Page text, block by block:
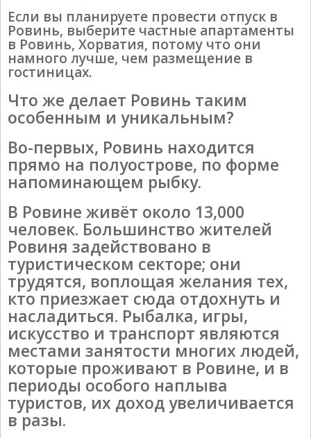
Если вы планируете провести отпуск в
Ровинь, выберите частные апартаменты
в Ровинь, Хорватия, потому что они
намного лучше, чем размещение в
гостиницах.
Что же делает Ровинь таким
особенным и уникальным?
Во-первых, Ровинь находится
прямо на полуострове, по форме
напоминающем рыбку.
В Ровине живёт около 13,000
человек. Большинство жителей
Ровиня задействовано в
туристическом секторе; они
трудятся, воплощая желания тех,
кто приезжает сюда отдохнуть и
насладиться. Рыбалка, игры,
искусство и транспорт являются
местами занятости многих людей,
которые проживают в Ровине, и в
периоды особого наплыва
туристов, их доход увеличивается
в разы.